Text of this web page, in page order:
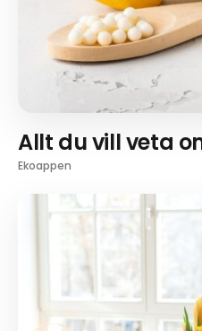
Allt du vill veta
Ekoappen